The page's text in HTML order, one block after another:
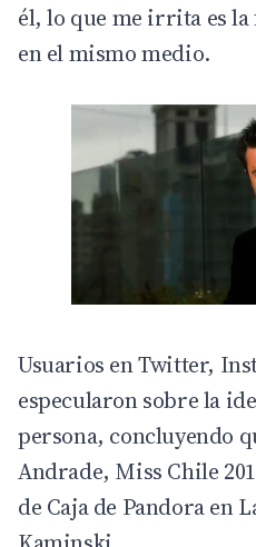
él, lo que me irrita es
en el mismo medio.
Usuarios en Twitter,
especularon sobre la
persona, concluyendo
Andrade, Miss Chile
de Caja de Pandora en